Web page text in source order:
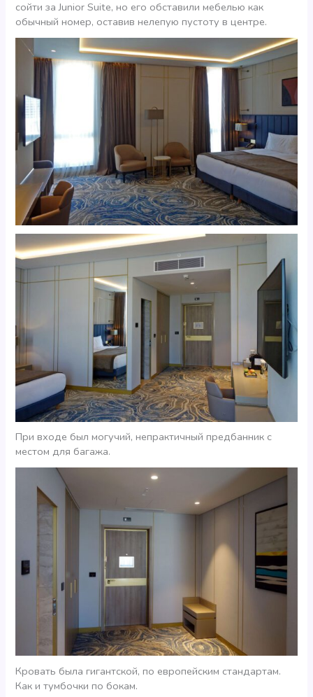
сойти за Junior Suite, но его обставили мебелью как
обычный номер, оставив нелепую пустоту в центре.
При входе был могучий, непрактичный предбанник с
местом для багажа.
Кровать была гигантской, по европейским стандартам.
Как и тумбочки по бокам.